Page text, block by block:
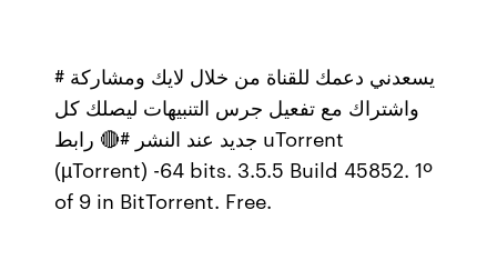
# يسعدني دعمك للقناة من خلال لايك ومشاركة
واشتراك مع تفعيل جرس التنبيهات ليصلك كل
جديد عند النشر #🔴 رابط uTorrent
(µTorrent) -64 bits. 3.5.5 Build 45852. 1º
of 9 in BitTorrent. Free.